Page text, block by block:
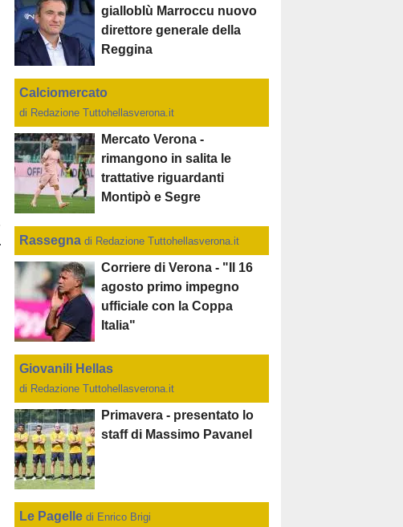
gialloblù Marroccu nuovo
direttore generale della
Reggina
Calciomercato
di Redazione Tuttohellasverona.it
Mercato Verona -
rimangono in salita le
trattative riguardanti
Montipò e Segre
Rassegna di Redazione Tuttohellasverona.it
Corriere di Verona - "Il 16
agosto primo impegno
ufficiale con la Coppa
Italia"
Giovanili Hellas
di Redazione Tuttohellasverona.it
Primavera - presentato lo
staff di Massimo Pavanel
Le Pagelle di Enrico Brigi